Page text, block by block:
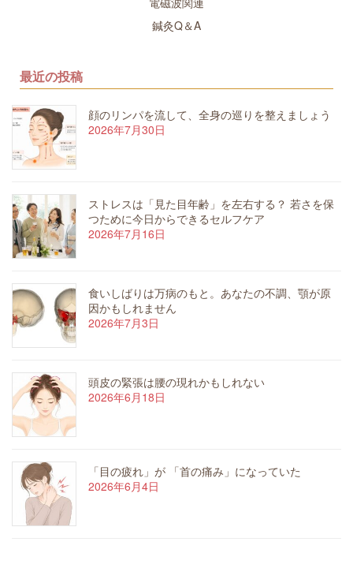
鍼灸Q＆A
最近の投稿
顔のリンパを流して、全身の巡りを整えましょう
2026年7月30日
ストレスは「見た目年齢」を左右する？ 若さを保
つために今日からできるセルフケア
2026年7月16日
食いしばりは万病のもと。あなたの不調、顎が原
因かもしれません
2026年7月3日
頭皮の緊張は腰の現れかもしれない
2026年6月18日
「目の疲れ」が 「首の痛み」になっていた
2026年6月4日